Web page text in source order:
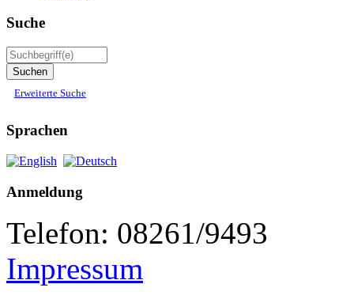
Suche
Erweiterte Suche
Sprachen
Anmeldung
Telefon: 08261/9493
Impressum